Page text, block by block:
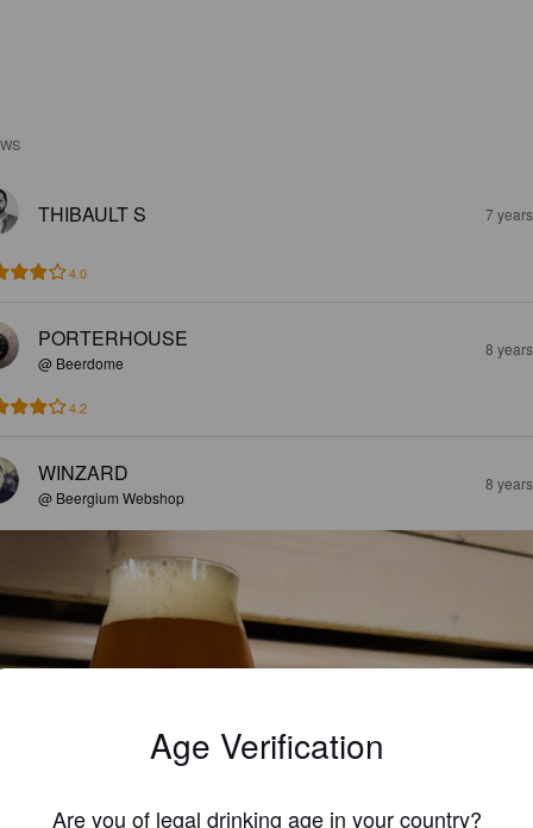
THIBAULT S 7
4.0
PORTERHOUSE
@ Beerdome
8
4.2
WINZARD
@ Beergium Webshop
8
Age Verification
Are you of legal drinking age in your country?